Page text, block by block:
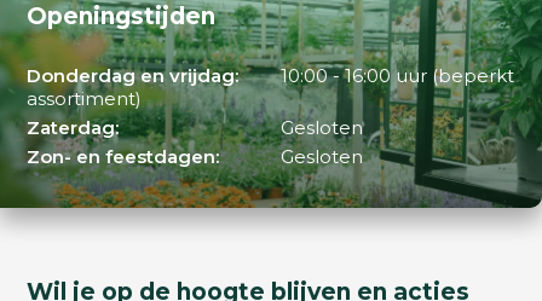
Openingstijden
Donderdag en vrijdag:
10:00 - 16:00 uur (beperkt
assortiment)
Zaterdag:
Gesloten
Zon- en feestdagen:
Gesloten
Wil je op de hoogte blijven en acties